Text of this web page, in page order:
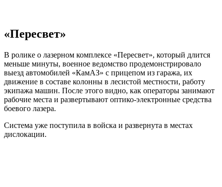
«Пересвет»
В ролике о лазерном комплексе «Пересвет», который длится
меньше минуты, военное ведомство продемонстрировало
выезд автомобилей «КамАЗ» с прицепом из гаража, их
движение в составе колонны в лесистой местности, работу
экипажа машин. После этого видно, как операторы занимают
рабочие места и развертывают оптико-электронные средства
боевого лазера.
Система уже поступила в войска и развернута в местах
дислокации.